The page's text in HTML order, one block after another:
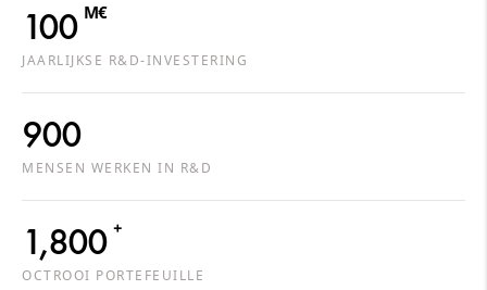
100 M€
JAARLIJKSE R&D-INVESTERING
900
MENSEN WERKEN IN R&D
1,800 +
OCTROOI PORTEFEUILLE